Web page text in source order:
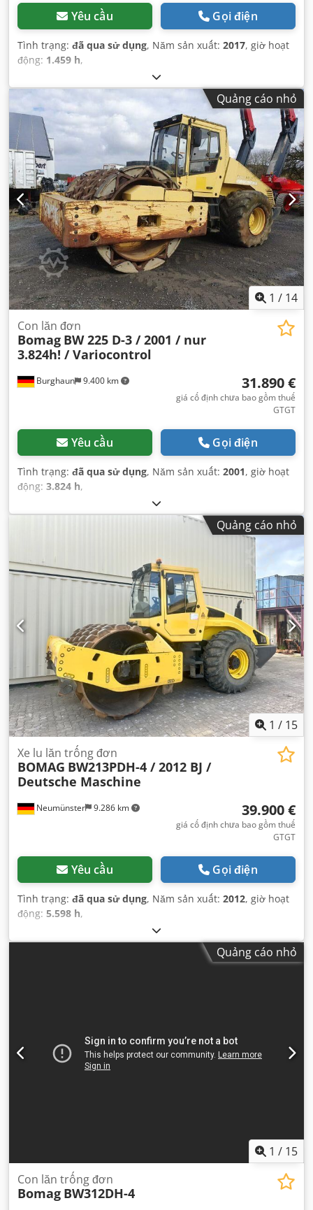
Yêu cầu Gọi điện
Tình trạng: đã qua sử dụng, Năm sản xuất: 2017, giờ hoạt
động: 1.459 h,
Quảng cáo nhỏ
1 / 14
Burghaun 9.400 km
Con lăn đơn
Bomag BW 225 D-3 / 2001 / nur
3.824h! / Variocontrol
31.890 €
giá cố định chưa bao gồm thuế
GTGT
Yêu cầu Gọi điện
Tình trạng: đã qua sử dụng, Năm sản xuất: 2001, giờ hoạt
động: 3.824 h,
Quảng cáo nhỏ
1 / 15
Neumünster 9.286 km
Xe lu lăn trống đơn
BOMAG BW213PDH-4 / 2012 BJ /
Deutsche Maschine
39.900 €
giá cố định chưa bao gồm thuế
GTGT
Yêu cầu Gọi điện
Tình trạng: đã qua sử dụng, Năm sản xuất: 2012, giờ hoạt
động: 5.598 h,
Quảng cáo nhỏ
1 / 15
Con lăn trống đơn
Bomag BW312DH-4